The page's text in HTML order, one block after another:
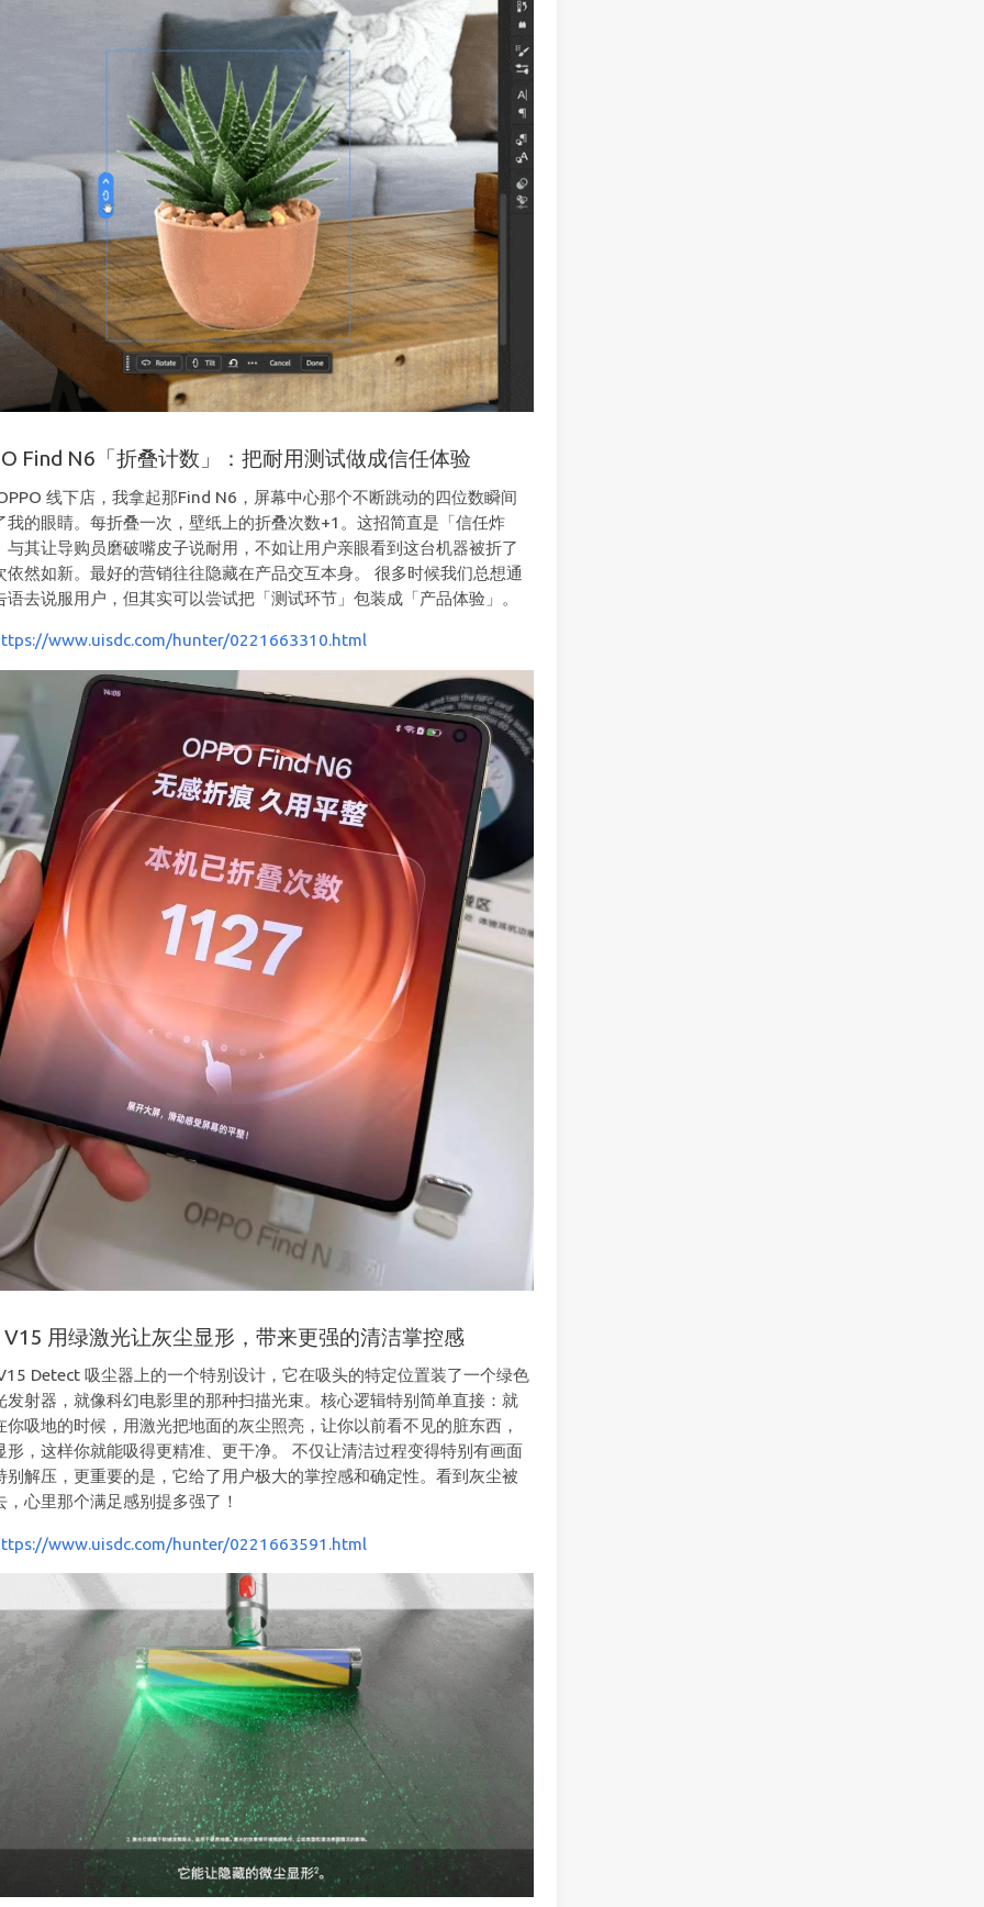
Find N6「折叠计数」：把耐用测试做成信任体验
线下店，我拿起那Find N6，屏幕中心那个不断跳动的四位数瞬间
我的眼睛。每折叠一次，壁纸上的折叠次数+1。这招简直是「信任炸
与其让导购员磨破嘴皮子说耐用，不如让用户亲眼看到这台机器被折了
依然如新。最好的营销往往隐藏在产品交互本身。 很多时候我们总想通
语去说服用户，但其实可以尝试把「测试环节」包装成「产品体验」。
www.uisdc.com/hunter/0221663310.html
V15 用绿激光让灰尘显形，带来更强的清洁掌控感
Detect 吸尘器上的一个特别设计，它在吸头的特定位置装了一个绿色
发射器，就像科幻电影里的那种扫描光束。核心逻辑特别简单直接：就
你吸地的时候，用激光把地面的灰尘照亮，让你以前看不见的脏东西，
形，这样你就能吸得更精准、更干净。 不仅让清洁过程变得特别有画面
别解压，更重要的是，它给了用户极大的掌控感和确定性。看到灰尘被
，心里那个满足感别提多强了！
www.uisdc.com/hunter/0221663591.html